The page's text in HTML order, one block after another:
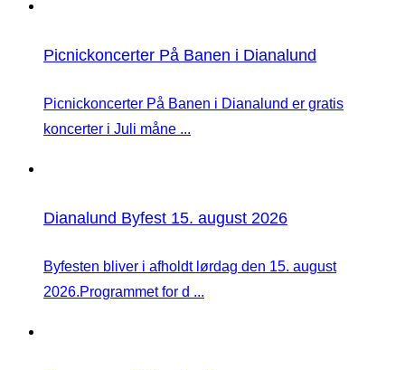
Picnickoncerter På Banen i Dianalund
Picnickoncerter På Banen i Dianalund er gratis
koncerter i Juli måne ...
Dianalund Byfest 15. august 2026
Byfesten bliver i afholdt lørdag den 15. august
2026.Programmet for d ...